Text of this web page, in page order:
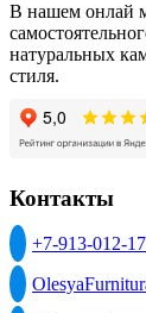
В нашем онлай
натуральных
стиля.
Контакты
+7-913-012-